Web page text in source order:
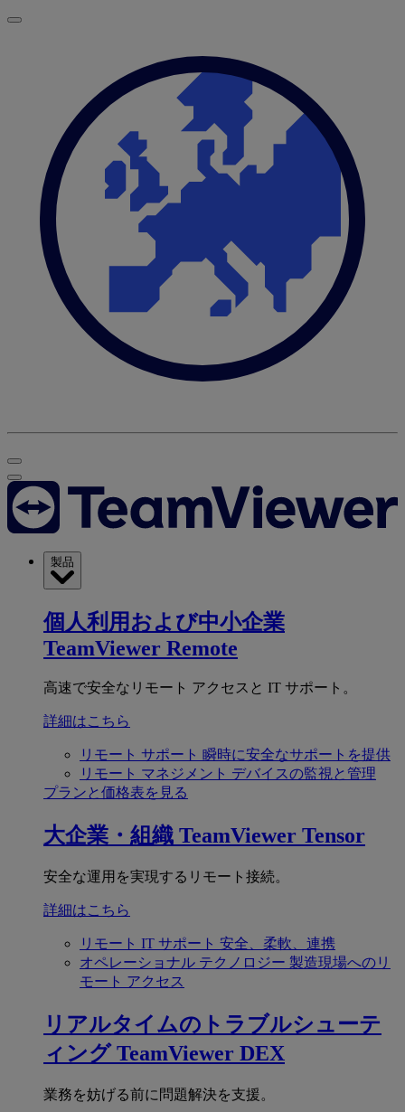
製品
個人利用および中小企業
TeamViewer Remote
高速で安全なリモート アクセスと IT サポート。
詳細はこちら
リモート サポート 瞬時に安全なサポートを提供
リモート マネジメント デバイスの監視と管理
プランと価格表を見る
大企業・組織 TeamViewer Tensor
安全な運用を実現するリモート接続。
詳細はこちら
リモート IT サポート 安全、柔軟、連携
オペレーショナル テクノロジー 製造現場へのリ
モート アクセス
リアルタイムのトラブルシューテ
ィング TeamViewer DEX
業務を妨げる前に問題解決を支援。